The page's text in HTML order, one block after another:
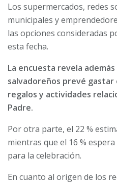
Los supermercados, redes
municipales y
las opciones consideradas
esta fecha.
La encuesta revela
salvadoreños prevé gastar
regalos y actividades
Padre.
Por otra parte, el 22 %
mientras que el 16 %
para la celebración.
En cuanto al origen de los